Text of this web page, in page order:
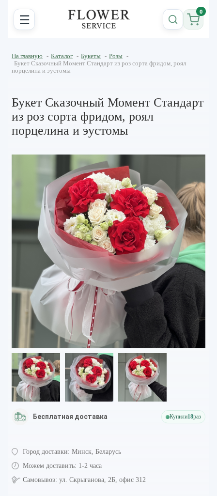
☰ 0
На главную - Каталог - Букеты - Розы -
Букет Сказочный Момент Стандарт из роз сорта фридом, роял
порцелина и эустомы
Букет Сказочный Момент Стандарт
из роз сорта фридом, роял
порцелина и эустомы
Бесплатная доставка Купили18раз
Город доставки: Минск, Беларусь
Можем доставить: 1-2 часа
Самовывоз: ул. Скрыганова, 2Б, офис 312